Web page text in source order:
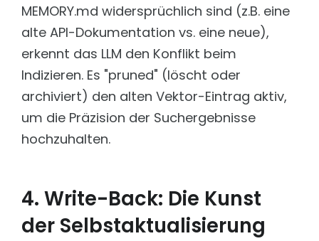
MEMORY.md widersprüchlich sind (z.B. eine
alte API-Dokumentation vs. eine neue),
erkennt das LLM den Konflikt beim
Indizieren. Es "pruned" (löscht oder
archiviert) den alten Vektor-Eintrag aktiv,
um die Präzision der Suchergebnisse
hochzuhalten.
4. Write-Back: Die Kunst
der Selbstaktualisierung